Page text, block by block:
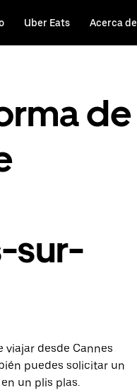
Uber Eats Acerca de
de
sur-
viajar desde Cannes
puedes solicitar un
un plis plas.